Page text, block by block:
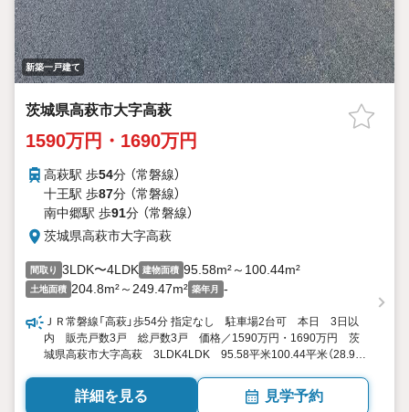
新築一戸建て
茨城県高萩市大字高萩
1590万円・1690万円
高萩駅 歩54分 （常磐線）
十王駅 歩87分 （常磐線）
南中郷駅 歩91分 （常磐線）
茨城県高萩市大字高萩
間取り 3LDK〜4LDK 建物面積 95.58m²～100.44m²
土地面積 204.8m²～249.47m² 築年月 -
ＪＲ常磐線「高萩」歩54分 指定なし 駐車場2台可 本日 3日以
内 販売戸数3戸 総戸数3戸 価格／1590万円・1690万円 茨
城県高萩市大字高萩 3LDK4LDK 95.58平米100.44平米（28.91
詳細を見る 見学予約